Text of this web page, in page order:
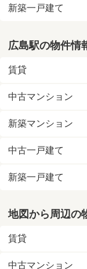
新築一戸建て
広島駅の物件情
賃貸
中古マンション
新築マンション
中古一戸建て
新築一戸建て
地図から周辺の
賃貸
中古マンション